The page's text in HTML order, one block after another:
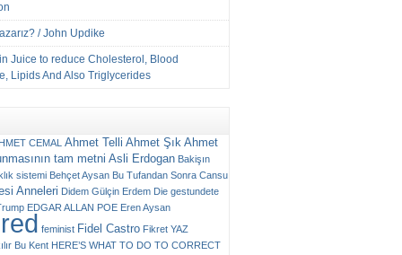
/ John Updike
Juice to reduce Cholesterol, Blood
Lipids And Also Triglycerides
CEMAL Ahmet Telli Ahmet Şık Ahmet
tam metni Asli Erdogan Bakişın
sistemi Behçet Aysan Bu Tufandan Sonra Cansu
Anneleri Didem Gülçin Erdem Die gestundete
EDGAR ALLAN POE Eren Aysan
feminist Fidel Castro Fikret YAZ
Bu Kent HERE’S WHAT TO DO TO CORRECT